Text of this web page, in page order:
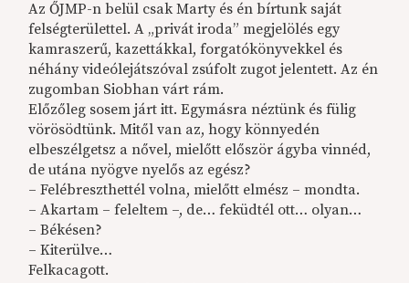
Az ŐJMP-n belül csak Marty és én bírtunk saját
felségterülettel. A „privát iroda” megjelölés egy
kamraszerű, kazettákkal, forgatókönyvekkel és
néhány videólejátszóval zsúfolt zugot jelentett. Az én
zugomban Siobhan várt rám.
Előzőleg sosem járt itt. Egymásra néztünk és fülig
vörösödtünk. Mitől van az, hogy könnyedén
elbeszélgetsz a nővel, mielőtt először ágyba vinnéd,
de utána nyögve nyelős az egész?
– Felébreszthettél volna, mielőtt elmész – mondta.
– Akartam – feleltem –, de… feküdtél ott… olyan…
– Békésen?
– Kiterülve…
Felkacagott.